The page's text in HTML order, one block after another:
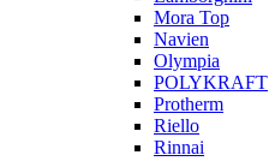
Mora Top
Navien
Olympia
POLYKRAFT
Protherm
Riello
Rinnai